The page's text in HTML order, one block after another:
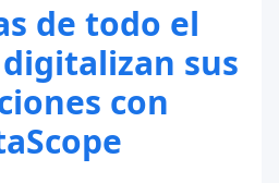
de todo el
sus
con